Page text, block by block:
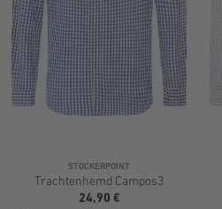
STOCKERPOINT
Trachtenhemd Campos3
24,90 €